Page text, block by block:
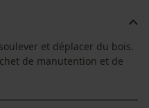
et déplacer du bois.
de manutention et de